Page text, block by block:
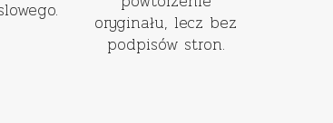
oryginału, lecz bez
podpisów stron.